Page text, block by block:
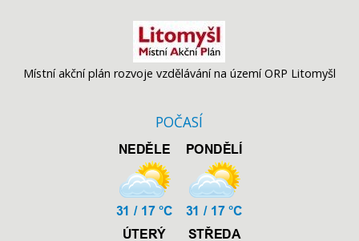
Místní akční plán rozvoje vzdělávání na území ORP Litomyšl
POČASÍ